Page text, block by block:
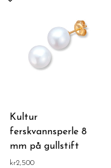
Kultur
ferskvannsperle 8
mm på gullstift
kr2,500